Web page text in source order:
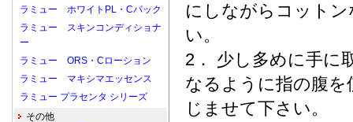
にしながらコット
い。
2． 少し多めに手に
なるように指の腹
じませて下さい。
ラミュー ホワイトPL・Cパック
ラミュー スキンコンディショナ
ー
ラミュー ORS・Cローション
ラミュー マキシマエッセンス
ラミュー プラセンタ シリーズ
その他